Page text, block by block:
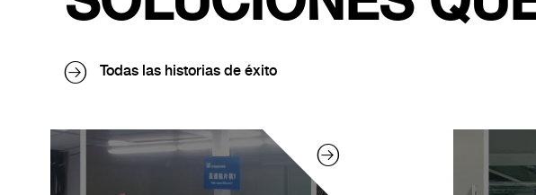
Todas las historias de éxito